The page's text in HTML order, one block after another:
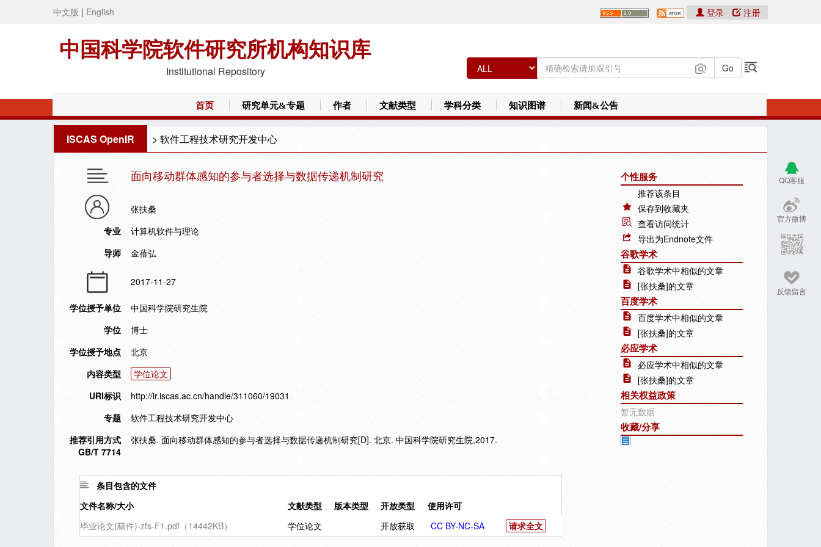
中文版 | English
中国科学院软件研究所机构知识库
Institutional Repository
登录 注册
首页 研究单元&专题 作者 文献类型 学科分类 知识图谱 新闻&公告
ISCAS OpenIR > 软件工程技术研究开发中心
QQ客服
官方微博
反馈留言
面向移动群体感知的参与者选择与数据传递机制研究
张扶桑
专业
计算机软件与理论
导师
金蓓弘
2017-11-27
学位授予单位
中国科学院研究生院
学位
博士
学位授予地点
北京
内容类型
学位论文
URI标识
http://ir.iscas.ac.cn/handle/311060/19031
专题
软件工程技术研究开发中心
推荐引用方式
GB/T 7714
张扶桑. 面向移动群体感知的参与者选择与数据传递机制研究[D]. 北京. 中国科学院研究生院,2017.
条目包含的文件
文件名称/大小
文献类型 版本类型 开放类型
使用许可
毕业论文(稿件)-zfs-F1.pdf（14442KB）
学位论文 开放获取 CC BY-NC-SA 请求全文
个性服务
推荐该条目
保存到收藏夹
查看访问统计
导出为Endnote文件
谷歌学术
谷歌学术中相似的文章
[张扶桑]的文章
百度学术
百度学术中相似的文章
[张扶桑]的文章
必应学术
必应学术中相似的文章
[张扶桑]的文章
相关权益政策
暂无数据
收藏/分享